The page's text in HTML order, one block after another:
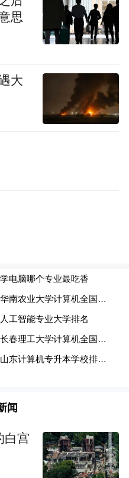
诊器当摆设。
又为什么一旦拍好
个问题，得回到那
们到底把手术刀对
里最难拍的一种。
来就不只是好看。
思
大
闻
白宫